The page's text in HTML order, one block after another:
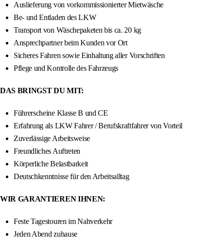
Auslieferung von vorkommissionierter Mietwäsche
Be- und Entladen des LKW
Transport von Wäschepaketen bis ca. 20 kg
Ansprechpartner beim Kunden vor Ort
Sicheres Fahren sowie Einhaltung aller Vorschriften
Pflege und Kontrolle des Fahrzeugs
DAS BRINGST DU MIT:
Führerscheine Klasse B und CE
Erfahrung als LKW Fahrer / Berufskraftfahrer von Vorteil
Zuverlässige Arbeitsweise
Freundliches Auftreten
Körperliche Belastbarkeit
Deutschkenntnisse für den Arbeitsalltag
WIR GARANTIEREN IHNEN:
Feste Tagestouren im Nahverkehr
Jeden Abend zuhause